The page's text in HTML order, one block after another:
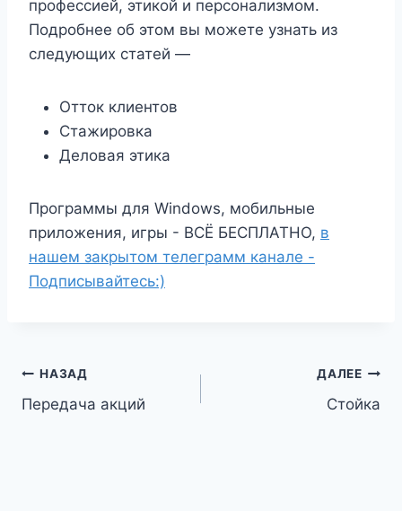
профессией, этикой и персонализмом.
Подробнее об этом вы можете узнать из
следующих статей —
Отток клиентов
Стажировка
Деловая этика
Программы для Windows, мобильные
приложения, игры - ВСЁ БЕСПЛАТНО, в
нашем закрытом телеграмм канале -
Подписывайтесь:)
Навигация
по
НАЗАД
Передача акций
ДАЛЕЕ
Стойка